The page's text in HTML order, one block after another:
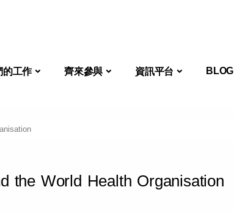
會
的工作我們的工作齊來參與齊來參與資訊平台 資訊平台BLOG
the World Health Organisation